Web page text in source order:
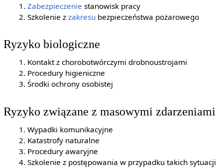
Zabezpieczenie stanowisk pracy
Szkolenie zzakresu bezpieczeństwa pożarowego
Ryzyko biologiczne
Kontakt z chorobotwórczymi drobnoustrojami
Procedury higieniczne
Środki ochrony osobistej
Ryzyko związane z masowymi zdarzeniami
Wypadki komunikacyjne
Katastrofy naturalne
Procedury awaryjne
Szkolenie z postępowania w przypadku takich sytuacji